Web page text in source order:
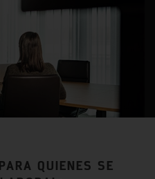
QUIENES SE